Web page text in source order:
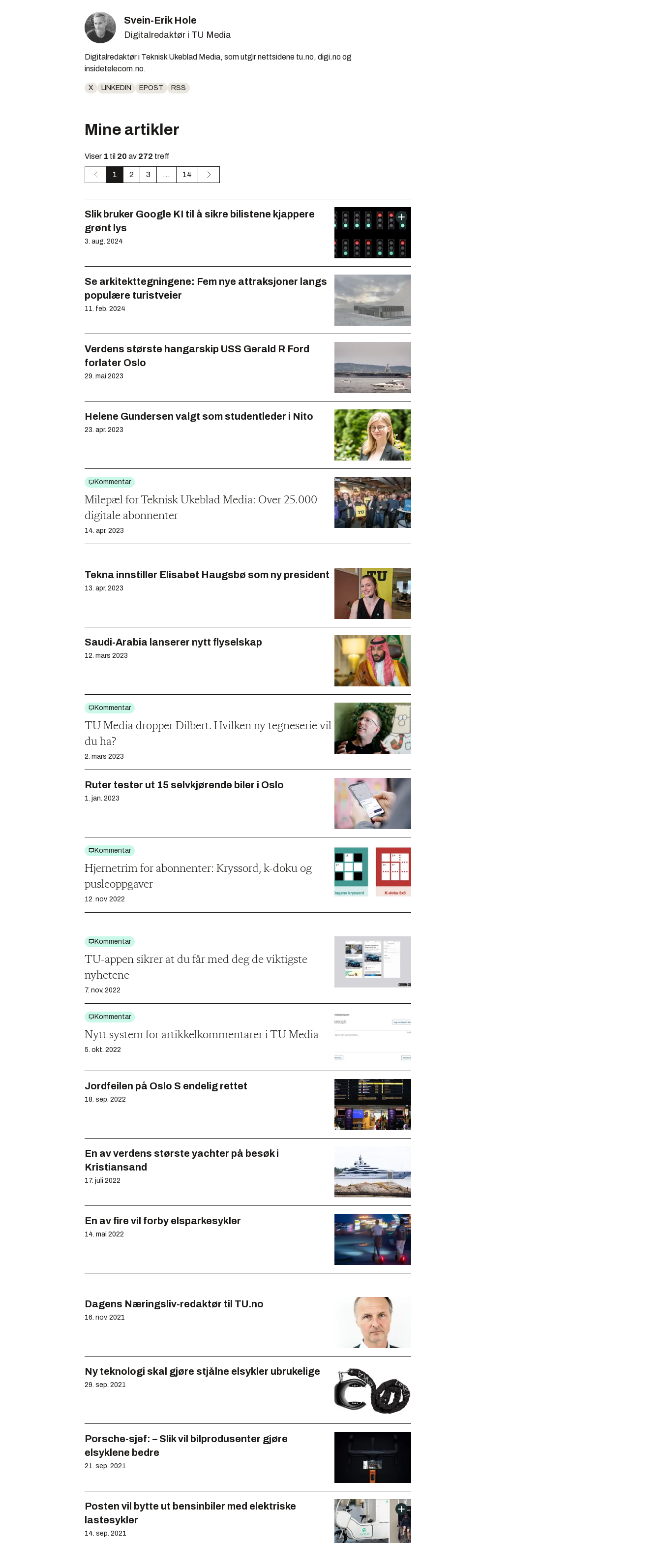
Svein-Erik Hole
Digitalredaktør i TU Media
Digitalredaktør i Teknisk Ukeblad Media, som utgir nettsidene tu.no, digi.no og
insidetelecom.no.
X LINKEDIN EPOST RSS
Mine artikler
Viser 1 til 20 av 272 treff
1 2 3 ... 14
Slik bruker Google KI til å sikre bilistene kjappere
grønt lys
3. aug. 2024
Se arkitekttegningene: Fem nye attraksjoner langs
populære turistveier
11. feb. 2024
Verdens største hangarskip USS Gerald R Ford
forlater Oslo
29. mai 2023
Helene Gundersen valgt som studentleder i Nito
23. apr. 2023
Kommentar
Milepæl for Teknisk Ukeblad Media: Over 25.000
digitale abonnenter
14. apr. 2023
Tekna innstiller Elisabet Haugsbø som ny president
13. apr. 2023
Saudi-Arabia lanserer nytt flyselskap
12. mars 2023
Kommentar
TU Media dropper Dilbert. Hvilken ny tegneserie vil
du ha?
2. mars 2023
Ruter tester ut 15 selvkjørende biler i Oslo
1. jan. 2023
Kommentar
Hjernetrim for abonnenter: Kryssord, k-doku og
pusleoppgaver
12. nov. 2022
Kommentar
TU-appen sikrer at du får med deg de viktigste
nyhetene
7. nov. 2022
Kommentar
Nytt system for artikkelkommentarer i TU Media
5. okt. 2022
Jordfeilen på Oslo S endelig rettet
18. sep. 2022
En av verdens største yachter på besøk i
Kristiansand
17. juli 2022
En av fire vil forby elsparkesykler
14. mai 2022
Dagens Næringsliv-redaktør til TU.no
16. nov. 2021
Ny teknologi skal gjøre stjålne elsykler ubrukelige
29. sep. 2021
Porsche-sjef: – Slik vil bilprodusenter gjøre
elsyklene bedre
21. sep. 2021
Posten vil bytte ut bensin­biler med elektriske
lastesykler
14. sep. 2021